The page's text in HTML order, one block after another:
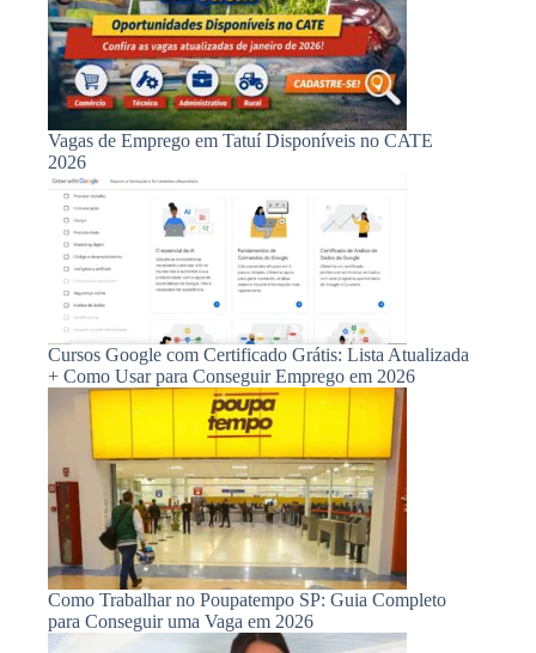
Vagas de Emprego em Tatuí Disponíveis no CATE
2026
Cursos Google com Certificado Grátis: Lista Atualizada
+ Como Usar para Conseguir Emprego em 2026
Como Trabalhar no Poupatempo SP: Guia Completo
para Conseguir uma Vaga em 2026